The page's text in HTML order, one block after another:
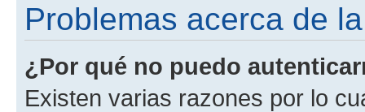
Problemas acerca de
¿Por qué no puedo
Existen varias razones por lo